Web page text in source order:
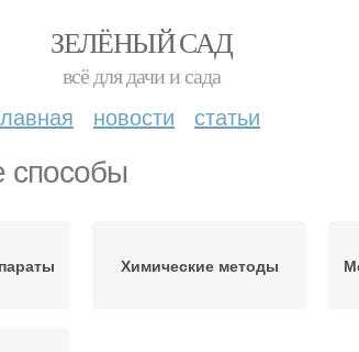
ЗЕЛЁНЫЙ САД
всё для дачи и сада
новости статьи
способы
Химические методы